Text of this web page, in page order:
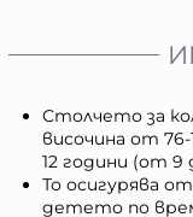
Столчето за
височина от
12 години (от 9
То осигурява
детето по